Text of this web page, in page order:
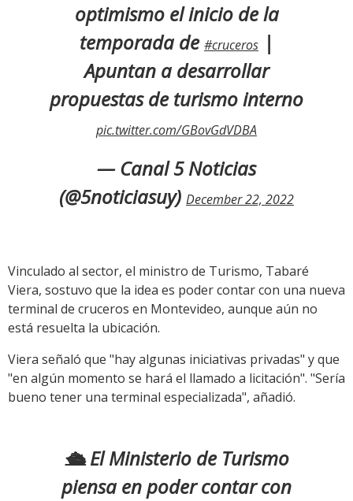
optimismo el inicio de la
temporada de #cruceros |
Apuntan a desarrollar
propuestas de turismo interno
pic.twitter.com/GBovGdVDBA
— Canal 5 Noticias
(@5noticiasuy) December 22, 2022
Vinculado al sector, el ministro de Turismo, Tabaré
Viera, sostuvo que la idea es poder contar con una nueva
terminal de cruceros en Montevideo, aunque aún no
está resuelta la ubicación.
Viera señaló que "hay algunas iniciativas privadas" y que
"en algún momento se hará el llamado a licitación". "Sería
bueno tener una terminal especializada", añadió.
🛳️ El Ministerio de Turismo
piensa en poder contar con